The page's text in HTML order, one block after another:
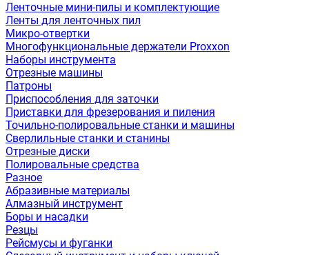
Ленточные мини-пилы и комплектующие
Ленты для ленточных пил
Микро-отвертки
Многофункциональные держатели Proxxon
Наборы инструмента
Отрезные машины
Патроны
Приспособления для заточки
Приставки для фрезерования и пиления
Точильно-полировальные станки и машины
Сверлильные станки и станины
Отрезные диски
Полировальные средства
Разное
Абразивные материалы
Алмазный инструмент
Боры и насадки
Резцы
Рейсмусы и фуганки